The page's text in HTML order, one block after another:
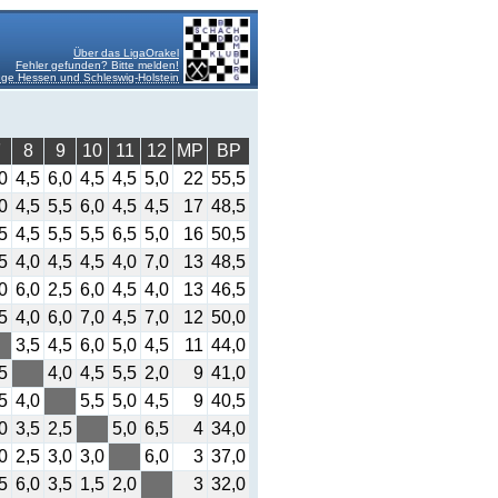
Über das LigaOrakel
Fehler gefunden? Bitte melden!
Hessen und Schleswig-Holstein
8 9 10 11 12 MP
BP
4,5 6,0 4,5 4,5 5,0 22 55,5
4,5 5,5 6,0 4,5 4,5 17 48,5
4,5 5,5 5,5 6,5 5,0 16 50,5
4,0 4,5 4,5 4,0 7,0 13 48,5
6,0 2,5 6,0 4,5 4,0 13 46,5
4,0 6,0 7,0 4,5 7,0 12 50,0
3,5 4,5 6,0 5,0 4,5 11 44,0
4,0 4,5 5,5 2,0 9 41,0
4,0 5,5 5,0 4,5 9 40,5
3,5 2,5 5,0 6,5 4 34,0
2,5 3,0 3,0 6,0 3 37,0
6,0 3,5 1,5 2,0 3 32,0